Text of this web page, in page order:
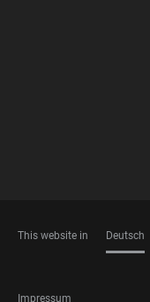
This website in Deutsch
Impressum